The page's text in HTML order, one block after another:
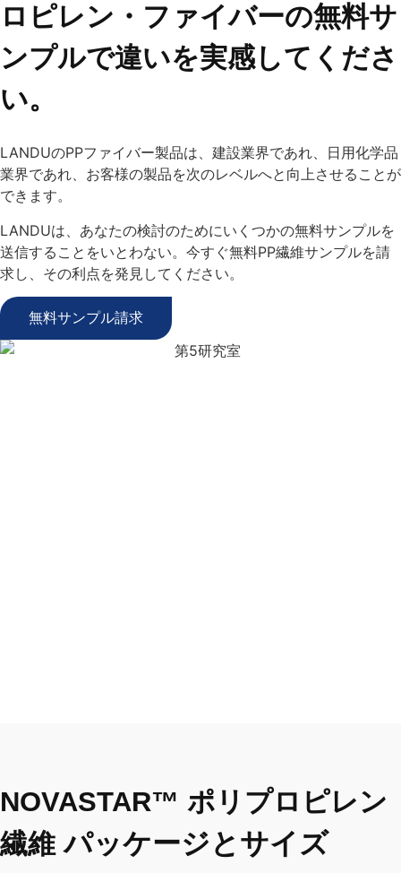
ロピレン・ファイバーの無料サ
ンプルで違いを実感してくださ
い。
LANDUのPPファイバー製品は、建設業界であれ、日用化学品
業界であれ、お客様の製品を次のレベルへと向上させることが
できます。
LANDUは、あなたの検討のためにいくつかの無料サンプルを
送信することをいとわない。今すぐ無料PP繊維サンプルを請
求し、その利点を発見してください。
無料サンプル請求
NOVASTAR™ ポリプロピレン
繊維 パッケージとサイズ